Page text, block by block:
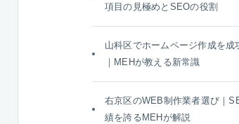
項目の見極めとSEOの役割
山科区でホームページ作成を成
｜MEHが教える新常識
右京区のWEB制作業者選び｜
績を誇るMEHが解説